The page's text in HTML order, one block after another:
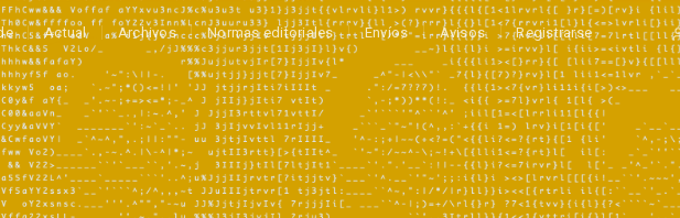
Actual Archivos Normas editoriales Envíos Avisos Registrarse